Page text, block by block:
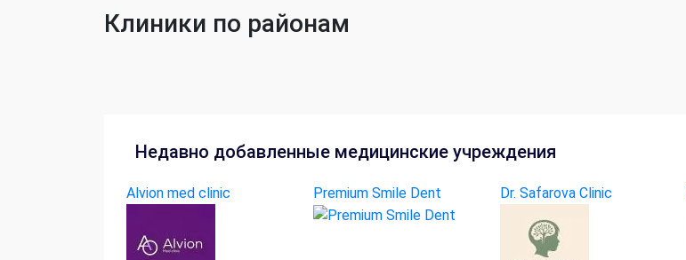
Клиники по районам
Недавно добавленные медицинские учреждения
Alvion med clinic Premium Smile Dent Dr. Safarova Clinic